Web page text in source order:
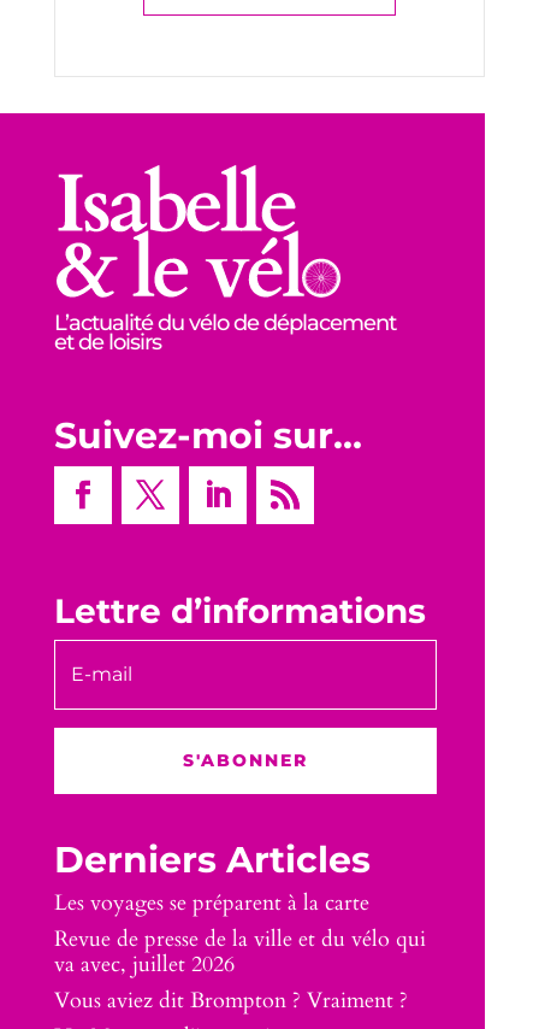
L’actualité du vélo de déplacement
et de loisirs
Suivez-moi sur…
Lettre d’informations
S'ABONNER
Derniers Articles
Les voyages se préparent à la carte
Revue de presse de la ville et du vélo qui
va avec, juillet 2026
Vous aviez dit Brompton ? Vraiment ?